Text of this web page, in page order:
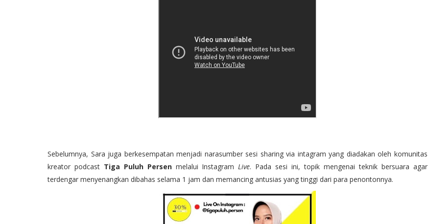
Sebelumnya, Sara juga berkesempatan menjadi narasumber sesi sharing via intagram yang diadakan oleh komunitas
kreator podcastTiga Puluh Persenmelalui InstagramLive. Pada sesi ini, topik mengenai teknik bersuara agar
terdengar menyenangkan dibahas selama 1 jam dan memancing antusias yang tinggi dari para penontonnya.